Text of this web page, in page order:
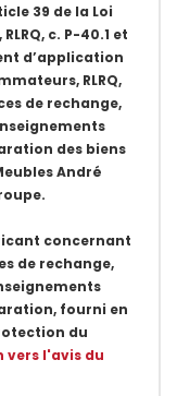
39 de la Loi
c. P-40.1 et
d’application
RLRQ,
de rechange,
des biens
André
concernant
de rechange,
fourni en
du
vers l'avis du